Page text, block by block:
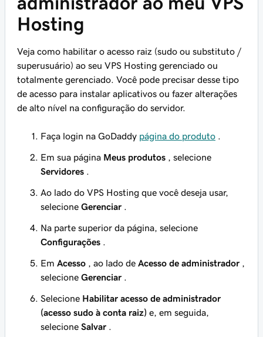
Hosting
Veja como habilitar o acesso raiz (sudo ou substituto /
superusuário) ao seu VPS Hosting gerenciado ou
totalmente gerenciado. Você pode precisar desse tipo
de acesso para instalar aplicativos ou fazer alterações
de alto nível na configuração do servidor.
Faça login na GoDaddy página do produto
Em sua página Meus produtos , selecione
Servidores
Ao lado do VPS Hosting que você deseja usar,
selecione Gerenciar
Na parte superior da página, selecione
Configurações
Em Acesso , ao lado de Acesso de administrador
selecione Gerenciar
Selecione Habilitar acesso de administrador
(acesso sudo à conta raiz) e, em seguida,
selecione Salvar